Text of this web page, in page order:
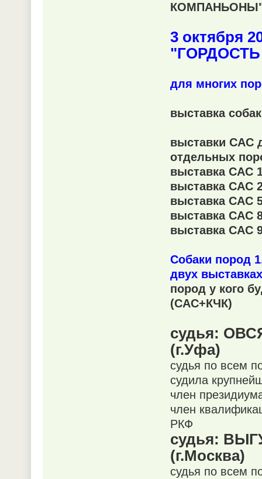
3 октября
"ГОРДОСТЬ
для многих
выставка
выставки САС
отдельных
выставка САС
выставка CАС
выставка СAC
выставка CАС
выставка CАС
Собаки пород
двух
пород у кого
(САС+КЧК)
судья:
(г.Уфа)
судья по всем
судила
член
член
РКФ
судья:
(г.Москва)
судья по всем